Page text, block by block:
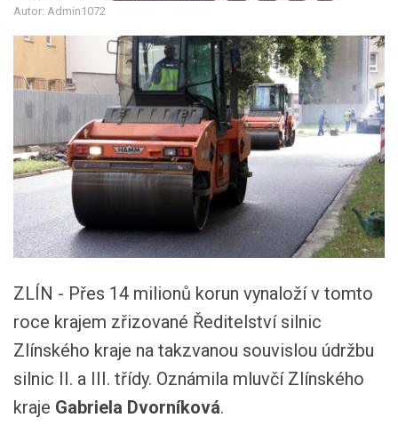
Autor: Admin1072
ZLÍN - Přes 14 milionů korun vynaloží v tomto
roce krajem zřizované Ředitelství silnic
Zlínského kraje na takzvanou souvislou údržbu
silnic II. a III. třídy. Oznámila mluvčí Zlínského
kraje Gabriela Dvorníková.